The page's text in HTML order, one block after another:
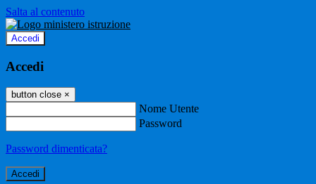
Salta al contenuto
Accedi
Accedi
button close ×
Nome Utente
Password
Password dimenticata?